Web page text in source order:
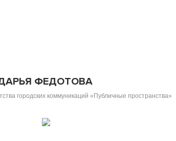
ФЕДОТОВА
городских коммуникаций «Публичные пространства»